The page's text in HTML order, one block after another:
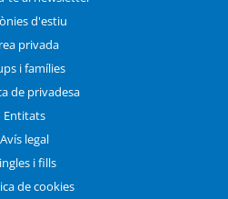
d'estiu
privada
i famílies
de privadesa
Entitats
Avís legal
i fills
de cookies